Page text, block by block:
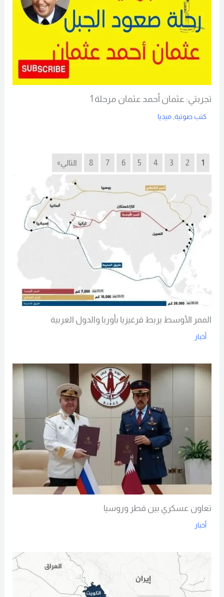
تجربتي: عثمان أحمد عثمان مرحلة 1
كتب صوتية, ميديا
1
2
3
4
5
6
7
8 التالي»
الممر الأوسط يربط قرغيزيا بأوربا والدول العربية
أخبار
تعاون عسكري بين قطر وروسيا
أخبار